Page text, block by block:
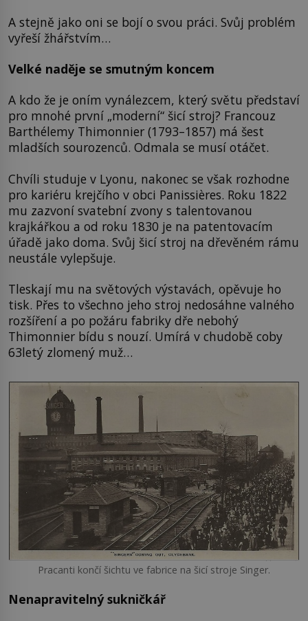
A stejně jako oni se bojí o svou práci. Svůj problém
vyřeší žhářstvím…
Velké naděje se smutným koncem
A kdo že je oním vynálezcem, který světu představí
pro mnohé první „moderní“ šicí stroj? Francouz
Barthélemy Thimonnier (1793–1857) má šest
mladších sourozenců. Odmala se musí otáčet.
Chvíli studuje v Lyonu, nakonec se však rozhodne
pro kariéru krejčího v obci Panissières. Roku 1822
mu zazvoní svatební zvony s talentovanou
krajkářkou a od roku 1830 je na patentovacím
úřadě jako doma. Svůj šicí stroj na dřevěném rámu
neustále vylepšuje.
Tleskají mu na světových výstavách, opěvuje ho
tisk. Přes to všechno jeho stroj nedosáhne valného
rozšíření a po požáru fabriky dře nebohý
Thimonnier bídu s nouzí. Umírá v chudobě coby
63letý zlomený muž…
Pracanti končí šichtu ve fabrice na šicí stroje Singer.
Nenapravitelný sukničkář